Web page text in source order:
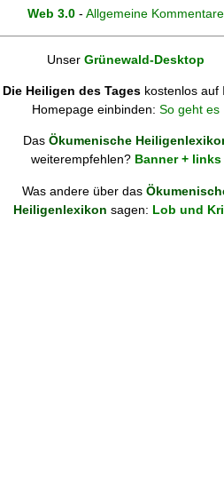
Web 3.0 - Allgemeine Kommentare
Unser Grünewald-Desktop
Die Heiligen des Tages kostenlos auf
Homepage einbinden: So geht es
Das Ökumenische
weiterempfehlen? Banner + links
Was andere über das
Heiligenlexikon sagen: Lob und